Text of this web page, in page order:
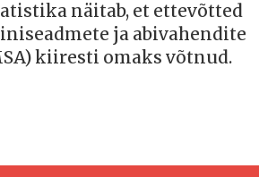
näitab, et ettevõtted
ja abivahendite
kiiresti omaks võtnud.